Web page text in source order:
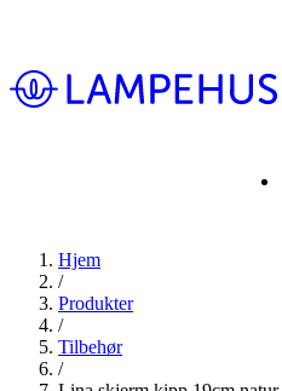
Hjem
/
Produkter
/
Tilbehør
/